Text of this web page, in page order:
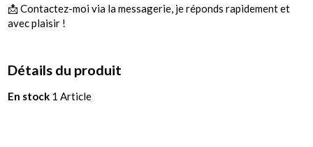
📩 Contactez-moi via la messagerie, je réponds rapidement et
avec plaisir !
Détails du produit
En stock 1 Article